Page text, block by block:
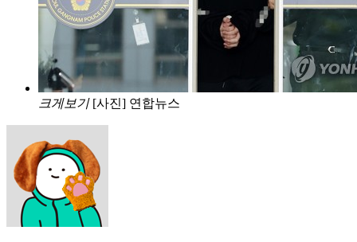
크게보기 [사진] 연합뉴스